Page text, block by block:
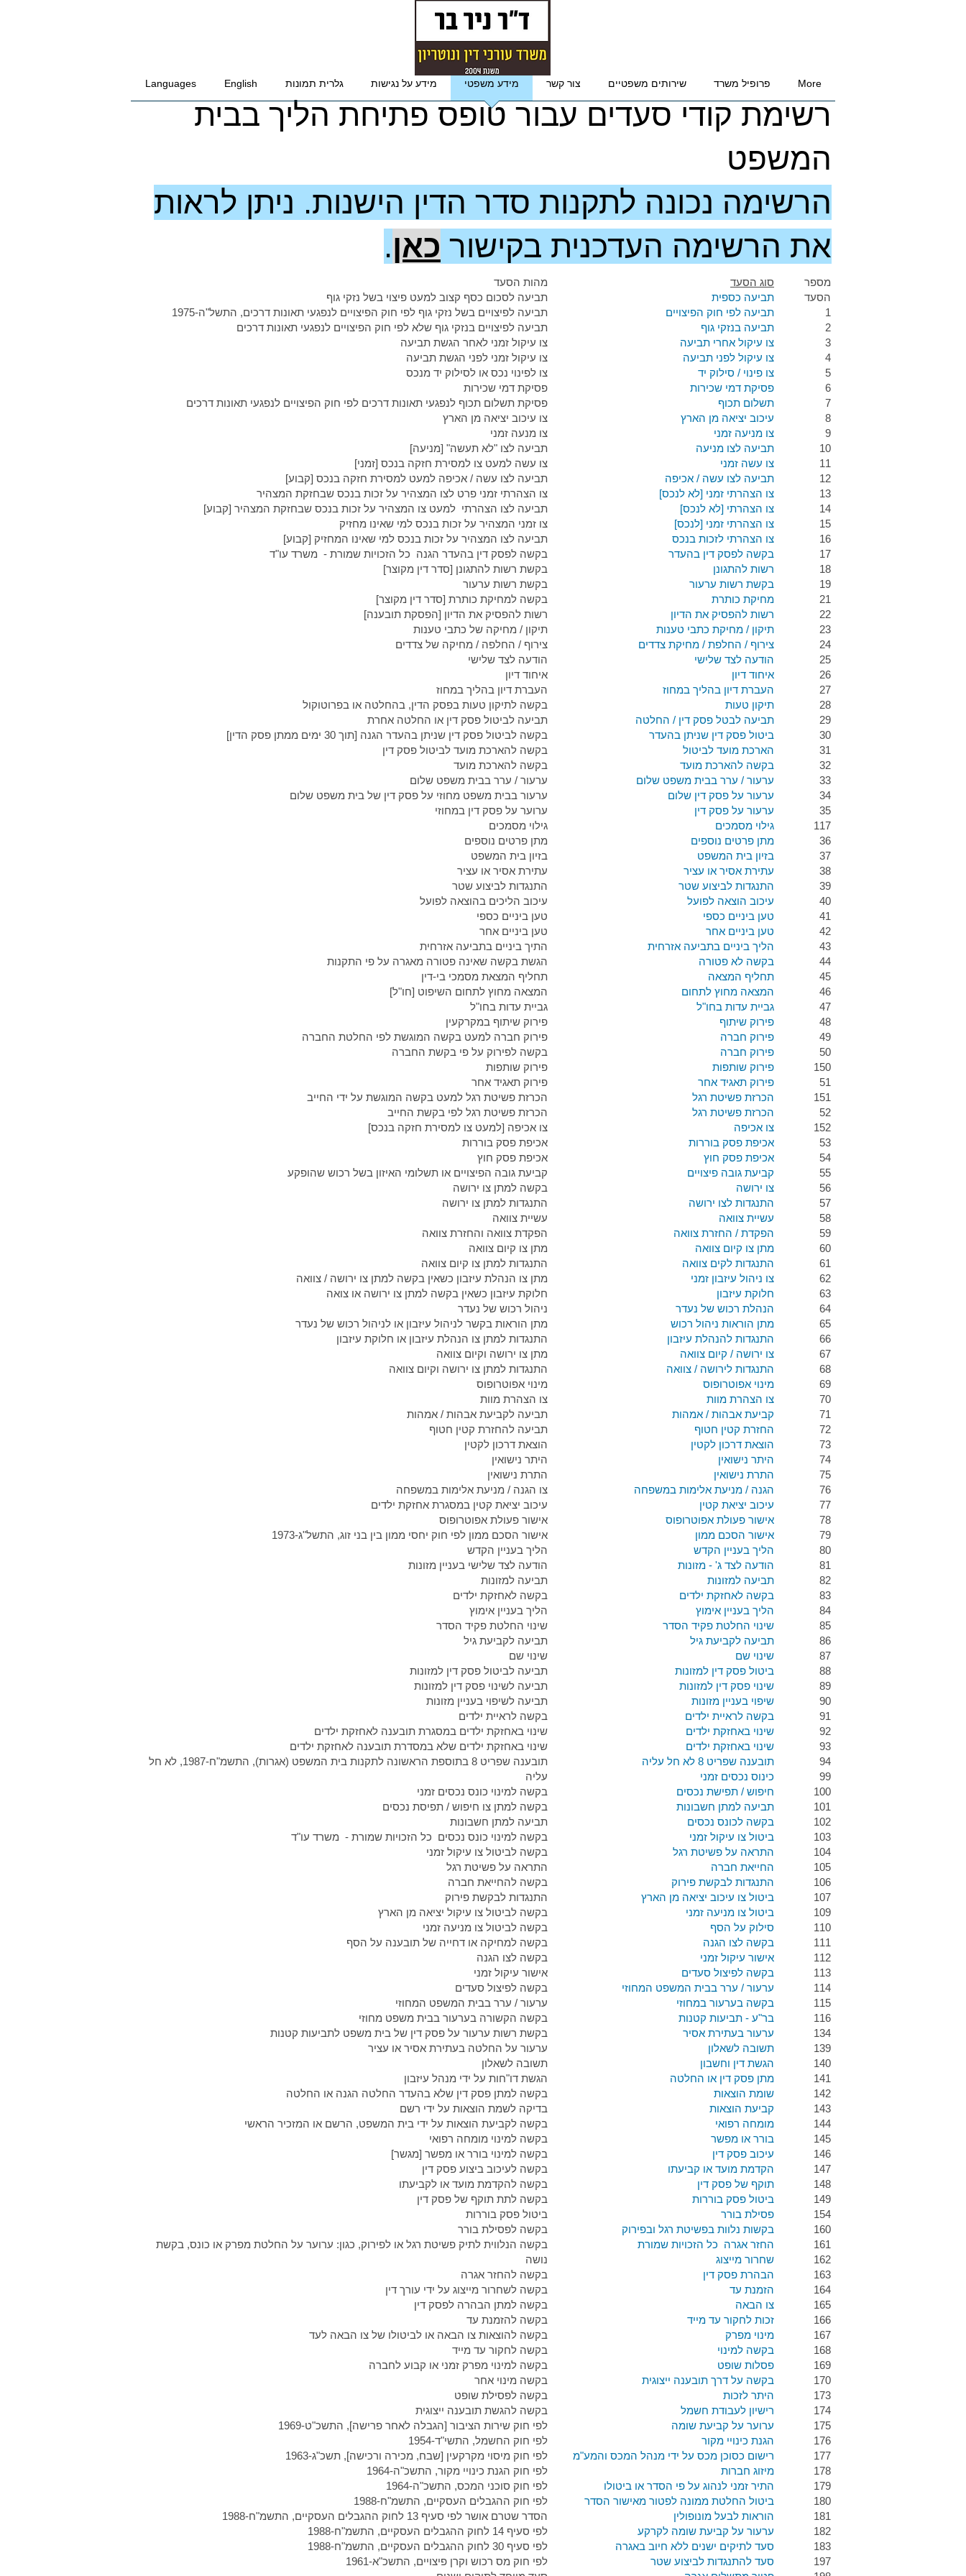
רשימת קודי סעדים עבור טופס פתיחת הליך בבית
המשפט
הרשימה נכונה לתקנות סדר הדין הישנות. ניתן לראות
את הרשימה העדכנית בקישור כאן.
סוג הסעד
תביעה כספית
תביעה לפי חוק הפיצויים
תביעה בנזקי גוף
צו עיקול אחרי תביעה
צו עיקול לפני תביעה
צו פינוי / סילוק יד
פסיקת דמי שכירות
תשלום תכוף
עיכוב יציאה מן הארץ
צו מניעה זמני
תביעה לצו מניעה
צו עשה זמני
תביעה לצו עשה / אכיפה
צו הצהרתי זמני [לא לנכס]
צו הצהרתי [לא לנכס]
צו הצהרתי זמני [לנכס]
צו הצהרתי לזכות בנכס
בקשה לפסק דין בהעדר
רשות להתגונן
בקשת רשות ערעור
מחיקת כותרת
רשות להפסיק את הדיון
תיקון / מחיקת כתבי טענות
צירוף / החלפת / מחיקת צדדים
הודעה לצד שלישי
איחוד דיון
העברת דיון בהליך במחוז
תיקון טעות
תביעה לבטל פסק דין / החלטה
ביטול פסק דין שניתן בהעדר
הארכת מועד לביטול
בקשה להארכת מועד
ערעור / ערר בבית משפט שלום
ערעור על פסק דין שלום
ערעור על פסק דין
גילוי מסמכים
מתן פרטים נוספים
בזיון בית המשפט
עתירת אסיר או עציר
התנגדות לביצוע שטר
עיכוב הוצאה לפועל
טען ביניים כספי
טען ביניים אחר
הליך ביניים בתביעה אזרחית
בקשה לא פטורה
תחליף המצאה
המצאה מחוץ לתחום
גביית עדות בחו"ל
פירוק שיתוף
פירוק חברה
פירוק חברה
פירוק שותפות
פירוק תאגיד אחר
הכרזת פשיטת רגל
הכרזת פשיטת רגל
צו אכיפה
אכיפת פסק בוררות
אכיפת פסק חוץ
קביעת גובה פיצויים
צו ירושה
התנגדות לצו ירושה
עשיית צוואה
הפקדת / החזרת צוואה
מתן צו קיום צוואה
התנגדות לקים צוואה
צו ניהול עיזבון זמני
חלוקת עיזבון
הנהלת רכוש של נעדר
מתן הוראות ניהול רכוש
התנגדות להנהלת עיזבון
צו ירושה / קיום צוואה
התנגדות לירושה / צוואה
מינוי אפוטרופוס
צו הצהרת מוות
קביעת אבהות / אמהות
החזרת קטין חטוף
הוצאת דרכון לקטין
היתר נישואין
התרת נישואין
הגנה / מניעת אלימות במשפחה
עיכוב יציאת קטין
אישור פעולת אפוטרופוס
אישור הסכם ממון
הליך בעניין הקדש
הודעה לצד ג' - מזונות
תביעה למזונות
בקשה לאחזקת ילדים
הליך בעניין אימוץ
שינוי החלטת פקיד הסדר
תביעה לקביעת גיל
שינוי שם
ביטול פסק דין למזונות
שינוי פסק דין למזונות
שיפוי בעניין מזונות
בקשה לראיית ילדים
שינוי באחזקת ילדים
שינוי באחזקת ילדים
תובענה שפריט 8 לא חל עליה
כינוס נכסים זמני
חיפוש / תפישת נכסים
תביעה למתן חשבונות
בקשה לכונס נכסים
ביטול צו עיקול זמני
התראה על פשיטת רגל
החייאת חברה
התנגדות לבקשת פירוק
ביטול צו עיכוב יציאה מן הארץ
ביטול צו מניעה זמני
סילוק על הסף
בקשה לצו הגנה
אישור עיקול זמני
בקשה לפיצול סעדים
ערעור / ערר בבית המשפט המחוזי
בקשה בערעור במחוזי
בר"ע - תביעות קטנות
ערעור בעתירת אסיר
תשובה לשאלון
הגשת דין וחשבון
מתן פסק דין או החלטה
שומת הוצאות
קביעת הוצאות
מומחה רפואי
בורר או מפשר
עיכוב פסק דין
הקדמת מועד או קביעתו
תוקף של פסק דין
ביטול פסק בוררות
פסילת בורר
בקשות נלוות בפשיטת רגל ובפירוק
החזר אגרה כל הזכויות שמורת
שחרור מייצוג
הבהרת פסק דין
הזמנת עד
צו הבאה
זכות לחקור עד מייד
מינוי מפרק
בקשה למינוי
פסלות שופט
בקשה על דרך תובענה ייצוגית
היתר לזכות
רישיון לעבודת חשמל
ערוער על קביעת שומה
הגנת כינויי מקור
רישום כסוכן מכס על ידי מנהל המכס והמע"מ
מיזוג חברות
התיר זמני לנהוג על פי הסדר או ביטולו
ביטול החלטת ממונה לפטור מאישור הסדר
הוראות לבעל מונופולין
ערעור על קביעת שומה לקרקע
סעד לתיקים ישנים ללא חיוב באגרה
סעד להתנגדות לביצוע שטר
מהות הסעד
תביעה לסכום כסף קצוב למעט פיצוי בשל נזקי גוף
תביעה לפיצויים בשל נזקי גוף לפי חוק הפיצויים לנפגעי תאונות דרכים, התשל"ה-1975
תביעה לפיצויים בנזקי גוף שלא לפי חוק הפיצויים לנפגעי תאונות דרכים
צו עיקול זמני לאחר הגשת תביעה
צו עיקול זמני לפני הגשת תביעה
צו לפינוי נכס או לסילוק יד מנכס
פסיקת דמי שכירות
פסיקת תשלום תכוף לנפגעי תאונות דרכים לפי חוק הפיצויים לנפגעי תאונות דרכים
צו עיכוב יציאה מן הארץ
צו מנעה זמני
תביעה לצו "לא תעשה" [מניעה]
צו עשה למעט צו למסירת חזקה בנכס [זמני]
תביעה לצו עשה / אכיפה למעט למסירת חזקה בנכס [קבוע]
צו הצהרתי זמני פרט לצו המצהיר על זכות בנכס שבחזקת המצהיר
תביעה לצו הצהרתי למעט צו המצהיר על זכות בנכס שבחזקת המצהיר [קבוע]
צו זמני המצהיר על זכות בנכס למי שאינו מחזיק
תביעה לצו המצהיר על זכות בנכס למי שאינו המחזיק [קבוע]
בקשה לפסק דין בהעדר הגנה כל הזכויות שמורת - משרד עו"ד
בקשת רשות להתגונן [סדר דין מקוצר]
בקשת רשות ערעור
בקשה למחיקת כותרת [סדר דין מקוצר]
רשות להפסיק את הדיון [הפסקת תובענה]
תיקון / מחיקה של כתבי טענות
צירוף / החלפה / מחיקה של צדדים
הודעה לצד שלישי
איחוד דיון
העברת דיון בהליך במחוז
בקשה לתיקון טעות בפסק הדין, בהחלטה או בפרוטוקול
תביעה לביטול פסק דין או החלטה אחרת
בקשה לביטול פסק דין שניתן בהעדר הגנה [תוך 30 ימים ממתן פסק הדין]
בקשה להארכת מועד לביטול פסק דין
בקשה להארכת מועד
ערעור / ערר בבית משפט שלום
ערעור בבית משפט מחוזי על פסק דין של בית משפט שלום
ערוער על פסק דין במחוזי
גילוי מסמכים
מתן פרטים נוספים
בזיון בית המשפט
עתירת אסיר או עציר
התנגדות לביצוע שטר
עיכוב הליכים בהוצאה לפועל
טען ביניים כספי
טען ביניים אחר
התיך ביניים בתביעה אזרחית
הגשת בקשה שאינה פטורה מאגרה על פי התקנות
תחליף המצאת מסמכי בי-דין
המצאה מחוץ לתחום השיפוט [חו"ל]
גביית עדות בחו"ל
פירוק שיתוף במקרקעין
פירוק חברה למעט בקשה המוגשת לפי החלטת החברה
בקשה לפירוק על פי בקשת החברה
פירוק שותפות
פירוק תאגיד אחר
הכרזת פשיטת רגל למעט בקשה המוגשת על ידי החייב
הכרזת פשיטת רגל לפי בקשת החייב
צו אכיפה [למעט צו למסירת חזקה בנכס]
אכיפת פסק בוררות
אכיפת פסק חוץ
קביעת גובה הפיצויים או תשלומי האיזון בשל רכוש שהופקע
בקשה למתן צו ירושה
התנגדות למתן צו ירושה
עשיית צוואה
הפקדת צוואה והחזרת צוואה
מתן צו קיום צוואה
התנגדות למתן צו קיום צוואה
מתן צו הנהלת עיזבון כשאין בקשה למתן צו ירושה / צוואה
חלוקת עיזבון כשאין בקשה למתן צו ירושה או צואה
ניהול רכוש של נעדר
מתן הוראות בקשר לניהול עיזבון או לניהול רכוש של נעדר
התנגדות למתן צו הנהלת עיזבון או חלוקת עיזבון
מתן צו ירושה וקיום צוואה
התנגדות למתן צו ירושה וקיום צוואה
מינוי אפוטרופוס
צו הצהרת מוות
תביעה לקביעת אבהות / אמהות
תביעה להחזרת קטין חטוף
הוצאת דרכון לקטין
היתר נישואין
התרת נישואין
צו הגנה / מניעת אלימות במשפחה
עיכוב יציאת קטין במסגרת אחזקת ילדים
אישור פעולת אפוטרופוס
אישור הסכם ממון לפי חוק יחסי ממון בין בני זוג, התשל"ג-1973
הליך בעניין הקדש
הודעה לצד שלישי בעניין מזונות
תביעה למזונות
בקשה לאחזקת ילדים
הליך בעניין אימוץ
שינוי החלטת פקיד הסדר
תביעה לקביעת גיל
שינוי שם
תביעה לביטול פסק דין למזונות
תביעה לשינוי פסק דין למזונות
תביעה לשיפוי בעניין מזונות
בקשה לראיית ילדים
שינוי באחזקת ילדים במסגרת תובענה לאחזקת ילדים
שינוי באחזקת ילדים שלא במסדרת תובענה לאחזקת ילדים
תובענה שפריט 8 בתוספת הראשונה לתקנות בית המשפט (אגרות), התשמ"ח-1987, לא חל
עליה
בקשה למינוי כונס נכסים זמני
בקשה למתן צו חיפוש / תפיסת נכסים
תביעה למתן חשבונות
בקשה למינוי כונס נכסים כל הזכויות שמורת - משרד עו"ד
בקשה לביטול צו עיקול זמני
התראה על פשיטת רגל
בקשה להחייאת חברה
התנגדות לבקשת פירוק
בקשה לביטול צו עיקול יציאה מן הארץ
בקשה לביטול צו מניעה זמני
בקשה למחיקה או דחייה של תובענה על הסף
בקשה לצו הגנה
אישור עיקול זמני
בקשה לפיצול סעדים
ערעור / ערר בבית המשפט המחוזי
בקשה הקשורה בערעור בבית משפט מחוזי
בקשת רשות ערעור על פסק דין של בית משפט לתביעות קטנות
ערעור על החלטה בעתירת אסיר או עציר
תשובה לשאלון
הגשת דו"חות על ידי מנהל עיזבון
בקשה למתן פסק דין שלא בהעדר החלטה הגנה או החלטה
בדיקה לשמת הוצאות על ידי רשם
בקשה לקביעת הוצאות על ידי בית המשפט, הרשם או המזכיר הראשי
בקשה למינוי מומחה רפואי
בקשה למינוי בורר או מפשר [מגשר]
בקשה לעיכוב ביצוע פסק דין
בקשה להקדמת מועד או לקביעתו
בקשה לתת תוקף של פסק דין
ביטול פסק בוררות
בקשה לפסילת בורר
בקשה הנלווית לתיק פשיטת רגל או לפירוק, כגון: ערוער על החלטת מפרק או כונס, בקשת
נושה
בקשה להחזר אגרה
בקשה לשחרור מייצוג על ידי עורך דין
בקשה למתן הבהרה לפסק דין
בקשה להזמנת עד
בקשה להוצאות צו הבאה או לביטולו של צו הבאה לעד
בקשה לחקור עד מייד
בקשה למינוי מפרק זמני או קבוע לחברה
בקשה מינוי אחר
בקשה לפסילת שופט
בקשה להגשת תובענה ייצוגית
לפי חוק שירות הציבור [הגבלה לאחר פרישה], התשכ"ט-1969
לפי חוק החשמל, התשי"ד-1954
לפי חוק מיסוי מקרקעין [שבח, מכירה ורכישה], תשכ"ג-1963
לפי חוק הגנת כינויי מקור, התשכ"ה-1964
לפי חוק סוכני המכס, התשכ"ה-1964
לפי חוק ההגבלים העסקיים, התשמ"ח-1988
הסדר שטרם אושר לפי סעיף 13 לחוק ההגבלים העסקיים, התשמ"ח-1988
לפי סעיף 14 לחוק ההגבלים העסקיים, התשמ"ח-1988
לפי סעיף 30 לחוק ההגבלים העסקיים, התשמ"ח-1988
לפי חוק מס רכוש וקרן פיצויים, התשכ"א-1961
​מספר
הסעד
1
2
3
4
5
6
7
8
9
10
11
12
13
14
15
16
17
18
19
21
22
23
24
25
26
27
28
29
30
31
32
33
34
35
117
36
37
38
39
40
41
42
43
44
45
46
47
48
49
50
150
51
151
52
152
53
54
55
56
57
58
59
60
61
62
63
64
65
66
67
68
69
70
71
72
73
74
75
76
77
78
79
80
81
82
83
84
85
86
87
88
89
90
91
92
93
94
99
100
101
102
103
104
105
106
107
109
110
111
112
113
114
115
116
134
139
140
141
142
143
144
145
146
147
148
149
154
160
161
162
163
164
165
166
167
168
169
170
173
174
175
176
177
178
179
180
181
182
183
197
Languages English גלרית תמונות מידע על נגישות מידע משפטי צור קשר שירותים משפטיים פרופיל משרד More